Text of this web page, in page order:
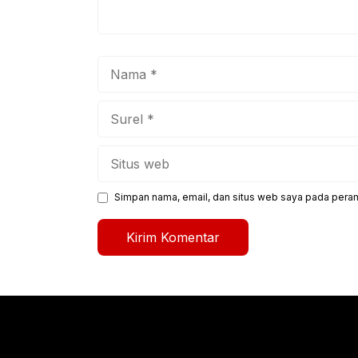
Simpan nama, email, dan situs web saya pada